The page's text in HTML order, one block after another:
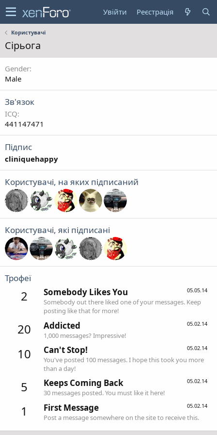
Увійти Реєстрація
Користувачі
Сірьога
Gender
Male
Зв'язок
ICQ
441147471
Підпис
cliniquehappy
Користувачі, на яких підписаний
Користувачі, які підписані
Трофеї
2 05.05.14
Somebody Likes You
Somebody out there liked one of your messages. Keep
posting like that for more!
20 05.02.14
Addicted
1,000 messages? Impressive!
10 05.02.14
Can't Stop!
You've posted 100 messages. I hope this took you more
than a day!
5 05.02.14
Keeps Coming Back
30 messages posted. You must like it here!
1 05.02.14
First Message
Post a message somewhere on the site to receive this.